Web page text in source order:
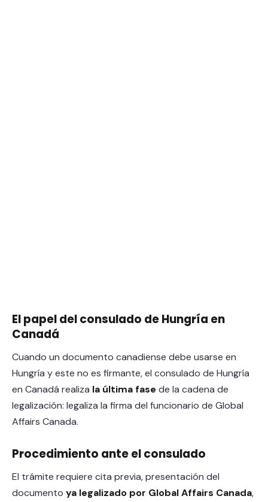
El papel del consulado de Hungría en
Canadá
Cuando un documento canadiense debe usarse en
Hungría y este no es firmante, el consulado de Hungría
en Canadá realiza la última fase de la cadena de
legalización: legaliza la firma del funcionario de Global
Affairs Canada.
Procedimiento ante el consulado
El trámite requiere cita previa, presentación del
documento ya legalizado por Global Affairs Canada,